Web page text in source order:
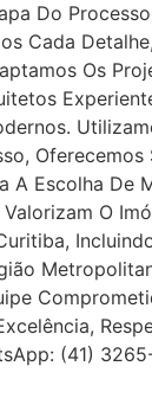
Do
Cada
Os
A Escolha De
O
(41)